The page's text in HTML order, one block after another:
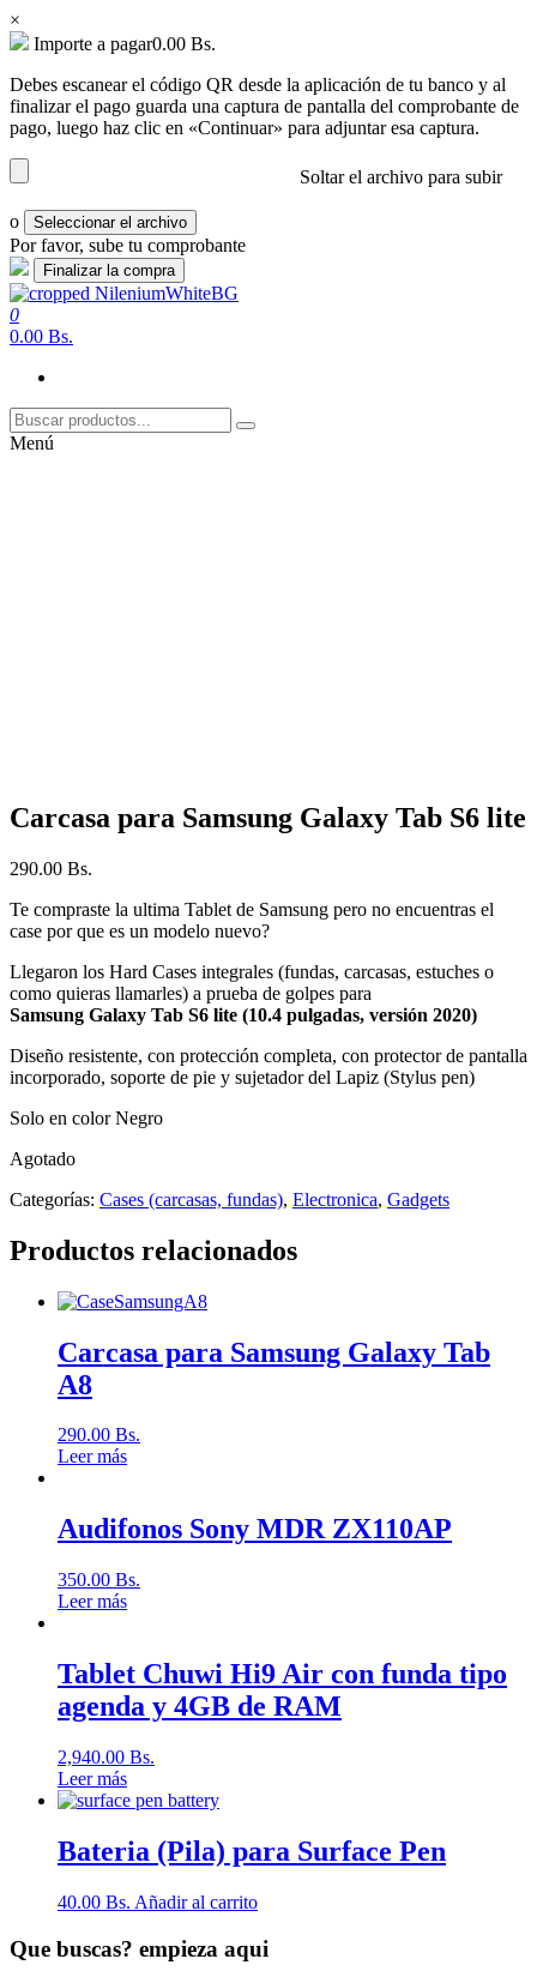
×
Importe a pagar0.00 Bs.
Debes escanear el código QR desde la aplicación de tu banco y al
finalizar el pago guarda una captura de pantalla del comprobante de
pago, luego haz clic en «Continuar» para adjuntar esa captura.
Soltar el archivo para subir
o Seleccionar el archivo
Por favor, sube tu comprobante
Saltar
al
contenido
nilenium.net
Soluciones
0
0.00 Bs.
Menú
Carcasa para Samsung Galaxy Tab S6 lite
290.00 Bs.
Te compraste la ultima Tablet de Samsung pero no encuentras el
case por que es un modelo nuevo?
Llegaron los Hard Cases integrales (fundas, carcasas, estuches o
como quieras llamarles) a prueba de golpes para
Samsung Galaxy Tab S6 lite (10.4 pulgadas, versión 2020)
Diseño resistente, con protección completa, con protector de pantalla
incorporado, soporte de pie y sujetador del Lapiz (Stylus pen)
Solo en color Negro
Agotado
Categorías: Cases (carcasas, fundas), Electronica, Gadgets
Productos relacionados
Carcasa para Samsung Galaxy Tab
A8
290.00 Bs.
Leer más
Audifonos Sony MDR ZX110AP
350.00 Bs.
Leer más
Tablet Chuwi Hi9 Air con funda tipo
agenda y 4GB de RAM
2,940.00 Bs.
Leer más
Bateria (Pila) para Surface Pen
40.00 Bs. Añadir al carrito
Que buscas? empieza aqui